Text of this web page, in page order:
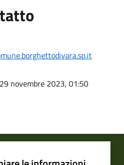
novembre 2023, 01:50